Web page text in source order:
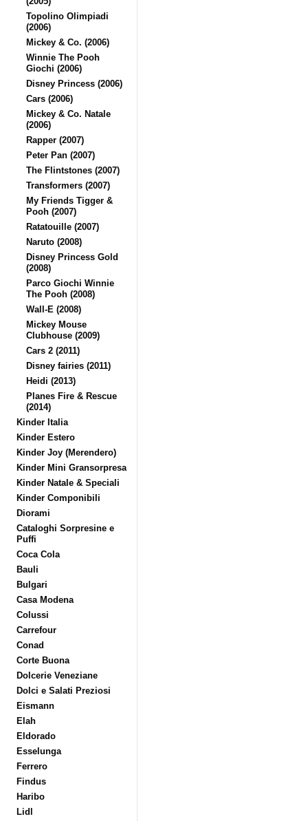
Topolino Olimpiadi
(2006)
Mickey & Co. (2006)
Winnie The Pooh
Giochi (2006)
Disney Princess (2006)
Cars (2006)
Mickey & Co. Natale
(2006)
Rapper (2007)
Peter Pan (2007)
The Flintstones (2007)
Transformers (2007)
My Friends Tigger &
Pooh (2007)
Ratatouille (2007)
Naruto (2008)
Disney Princess Gold
(2008)
Parco Giochi Winnie
The Pooh (2008)
Wall-E (2008)
Mickey Mouse
Clubhouse (2009)
Cars 2 (2011)
Disney fairies (2011)
Heidi (2013)
Planes Fire & Rescue
(2014)
Kinder Italia
Kinder Estero
Kinder Joy (Merendero)
Kinder Mini Gransorpresa
Kinder Natale & Speciali
Kinder Componibili
Diorami
Cataloghi Sorpresine e
Puffi
Coca Cola
Bauli
Bulgari
Casa Modena
Colussi
Carrefour
Conad
Corte Buona
Dolcerie Veneziane
Dolci e Salati Preziosi
Eismann
Elah
Eldorado
Esselunga
Ferrero
Findus
Haribo
Lidl